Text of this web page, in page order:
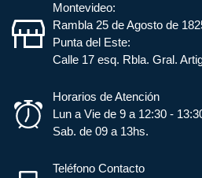
Montevideo:
Rambla 25 de Agosto de
Punta del Este:
Calle 17 esq. Rbla. Gral.
Horarios de Atención
Lun a Vie de 9 a 12:30 -
Sab. de 09 a 13hs.
Teléfono Contacto